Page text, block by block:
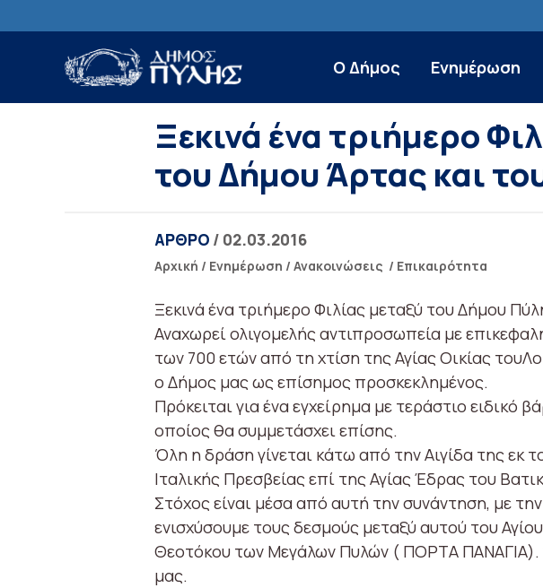
Ο Δήμος Ενημέρωση
Ξεκινά ένα τριήμερο
του Δήμου Άρτας και
ΑΡΘΡΟ / 02.03.2016
Αρχική / Ενημέρωση / Ανακοινώσεις / Επικαιρότητα
Ξεκινά ένα τριήμερο Φιλίας μεταξύ του Δήμου
Αναχωρεί ολιγομελής αντιπροσωπεία με
των 700 ετών από τη χτίση της Αγίας Οικίας
ο Δήμος μας ως επίσημος προσκεκλημένος.
Πρόκειται για ένα εγχείρημα με τεράστιο
οποίος θα συμμετάσχει επίσης.
Όλη η δράση γίνεται κάτω από την Αιγίδα της
Ιταλικής Πρεσβείας επί της Αγίας Έδρας του
Στόχος είναι μέσα από αυτή την συνάντηση, με
ενισχύσουμε τους δεσμούς μεταξύ αυτού του
Θεοτόκου των Μεγάλων Πυλών ( ΠΟΡΤΑ ΠΑΝΑΓΙΑ).
μας.